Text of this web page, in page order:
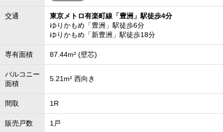
交通
東京メトロ有楽町線「豊洲」駅徒歩4分
ゆりかもめ「豊洲」駅徒歩6分
ゆりかもめ「新豊洲」駅徒歩18分
専有面積 87.44m² (壁芯)
バルコニー
面積
5.21m² 西向き
間取 1R
販売戸数 1戸